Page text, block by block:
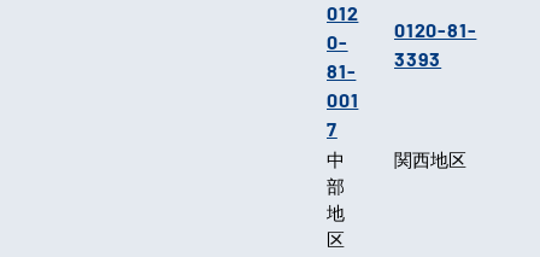
012
0-
81-
001
7
0120-81-
3393
中
部
地
区
関西地区